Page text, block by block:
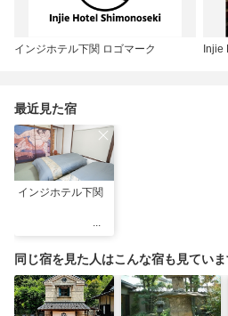
インジホテル下関 ロゴマーク Injie
最近見た宿
インジホテル下関
同じ宿を見た人はこんな宿も見てい